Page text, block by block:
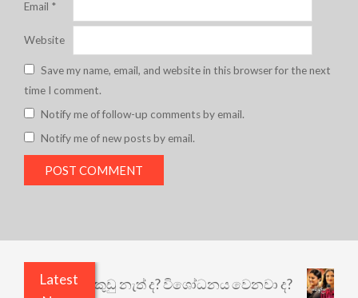
Email *
Website
Save my name, email, and website in this browser for the next
time I comment.
Notify me of follow-up comments by email.
Notify me of new posts by email.
Latest
ඇතුළෙයි කුඩු නැත් ද? විශෝධනය වෙනවා ද?